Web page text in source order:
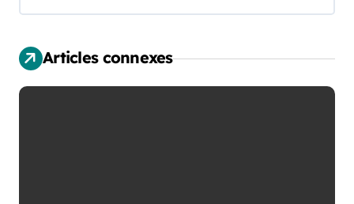
’
a
r
Articles connexes